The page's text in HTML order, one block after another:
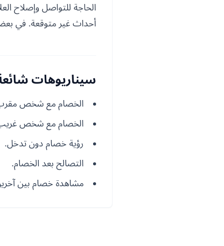
الحاجة للتواصل وإصلاح
أحداث غير متوقعة. في بعض
سيناريوهات
الخصام مع شخص
الخصام مع شخص
رؤية خصام دون تدخل.
التصالح بعد الخصام.
مشاهدة خصام بين